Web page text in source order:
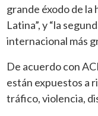
grande éxodo de
Latina”, y “la
internacional más
De acuerdo con
están expuestos a
tráfico, violencia,